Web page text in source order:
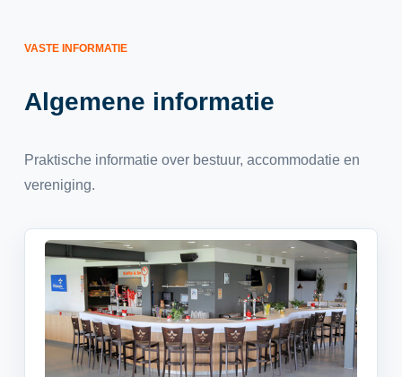
VASTE INFORMATIE
Algemene informatie
Praktische informatie over bestuur, accommodatie en
vereniging.